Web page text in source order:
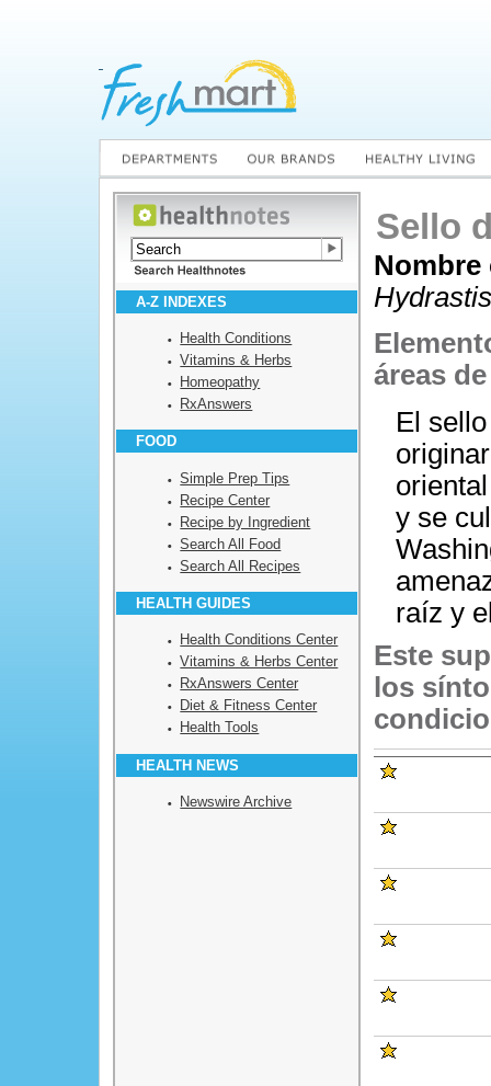
A-Z INDEXES
Health Conditions
Vitamins & Herbs
Homeopathy
RxAnswers
FOOD
Simple Prep Tips
Recipe Center
Recipe by Ingredient
Search All Food
Search All Recipes
HEALTH GUIDES
Health Conditions Center
Vitamins & Herbs Center
RxAnswers Center
Diet & Fitness Center
Health Tools
HEALTH NEWS
Newswire Archive
Sello
áreas
El
y se
raíz y
Este
los